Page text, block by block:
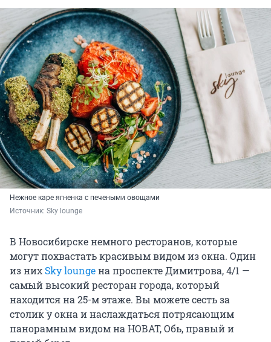
Нежное каре ягненка с печеными овощами
Источник: Sky lounge
В Новосибирске немного ресторанов, которые
могут похвастать красивым видом из окна. Один
из них Sky loungeна проспекте Димитрова, 4/1 —
самый высокий ресторан города, который
находится на 25-м этаже. Вы можете сесть за
столик у окна и наслаждаться потрясающим
панорамным видом на НОВАТ, Обь, правый и